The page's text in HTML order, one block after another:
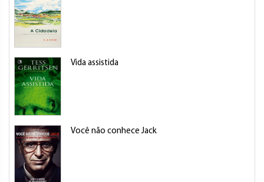
Vida assistida
Você não conhece Jack